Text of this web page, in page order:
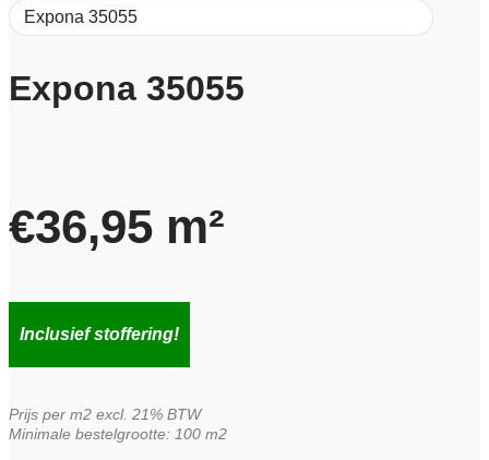
Expona 35055
Expona 35055
€36,95 m²
Inclusief stoffering!
Prijs per m2 excl. 21% BTW
Minimale bestelgrootte: 100 m2